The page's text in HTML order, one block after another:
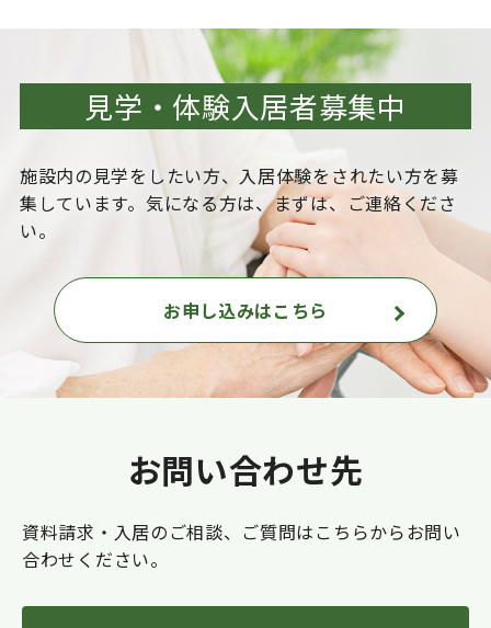
見学・体験入居者募集中
施設内の見学をしたい方、入居体験をされたい方を募
集しています。気になる方は、まずは、ご連絡くださ
い。
お申し込みはこちら
お問い合わせ先
資料請求・入居のご相談、ご質問はこちらからお問い
合わせください。